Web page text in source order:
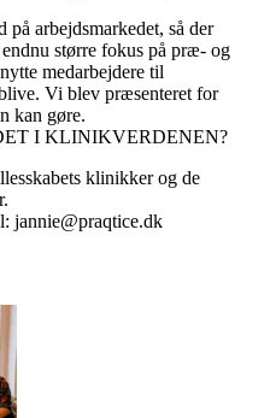
på arbejdsmarkedet, så der
større fokus på præ- og
medarbejdere til
Vi blev præsenteret for
kan gøre.
I KLINIKVERDENEN?
klinikker og de
jannie@praqtice.dk